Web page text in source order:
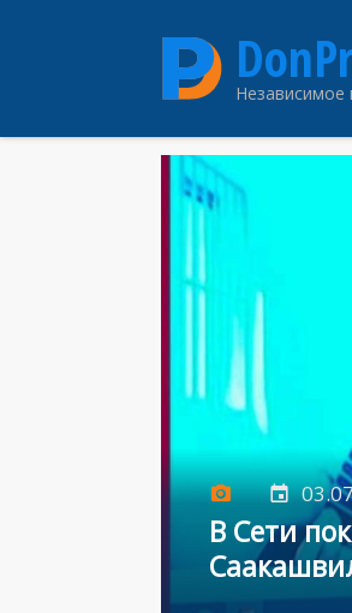
Независимое
В Сети